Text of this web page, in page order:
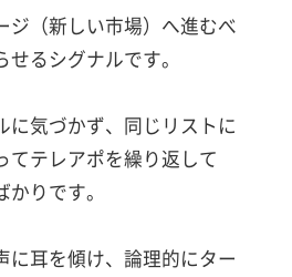
ジ（新しい市場）へ進むべ
るシグナルです。
に気づかず、同じリストに
てテレアポを繰り返して
りです。
に耳を傾け、論理的にター